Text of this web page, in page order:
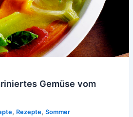
Gemüse vom
, Rezepte, Sommer